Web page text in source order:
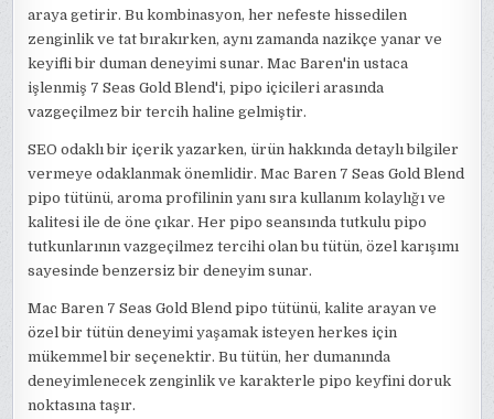
araya getirir. Bu kombinasyon, her nefeste hissedilen
zenginlik ve tat bırakırken, aynı zamanda nazikçe yanar ve
keyifli bir duman deneyimi sunar. Mac Baren'in ustaca
işlenmiş 7 Seas Gold Blend'i, pipo içicileri arasında
vazgeçilmez bir tercih haline gelmiştir.
SEO odaklı bir içerik yazarken, ürün hakkında detaylı bilgiler
vermeye odaklanmak önemlidir. Mac Baren 7 Seas Gold Blend
pipo tütünü, aroma profilinin yanı sıra kullanım kolaylığı ve
kalitesi ile de öne çıkar. Her pipo seansında tutkulu pipo
tutkunlarının vazgeçilmez tercihi olan bu tütün, özel karışımı
sayesinde benzersiz bir deneyim sunar.
Mac Baren 7 Seas Gold Blend pipo tütünü, kalite arayan ve
özel bir tütün deneyimi yaşamak isteyen herkes için
mükemmel bir seçenektir. Bu tütün, her dumanında
deneyimlenecek zenginlik ve karakterle pipo keyfini doruk
noktasına taşır.